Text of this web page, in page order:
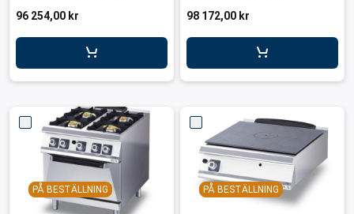
96 254,00 kr 98 172,00 kr
PÅ BESTÄLLNING PÅ BESTÄLLNING